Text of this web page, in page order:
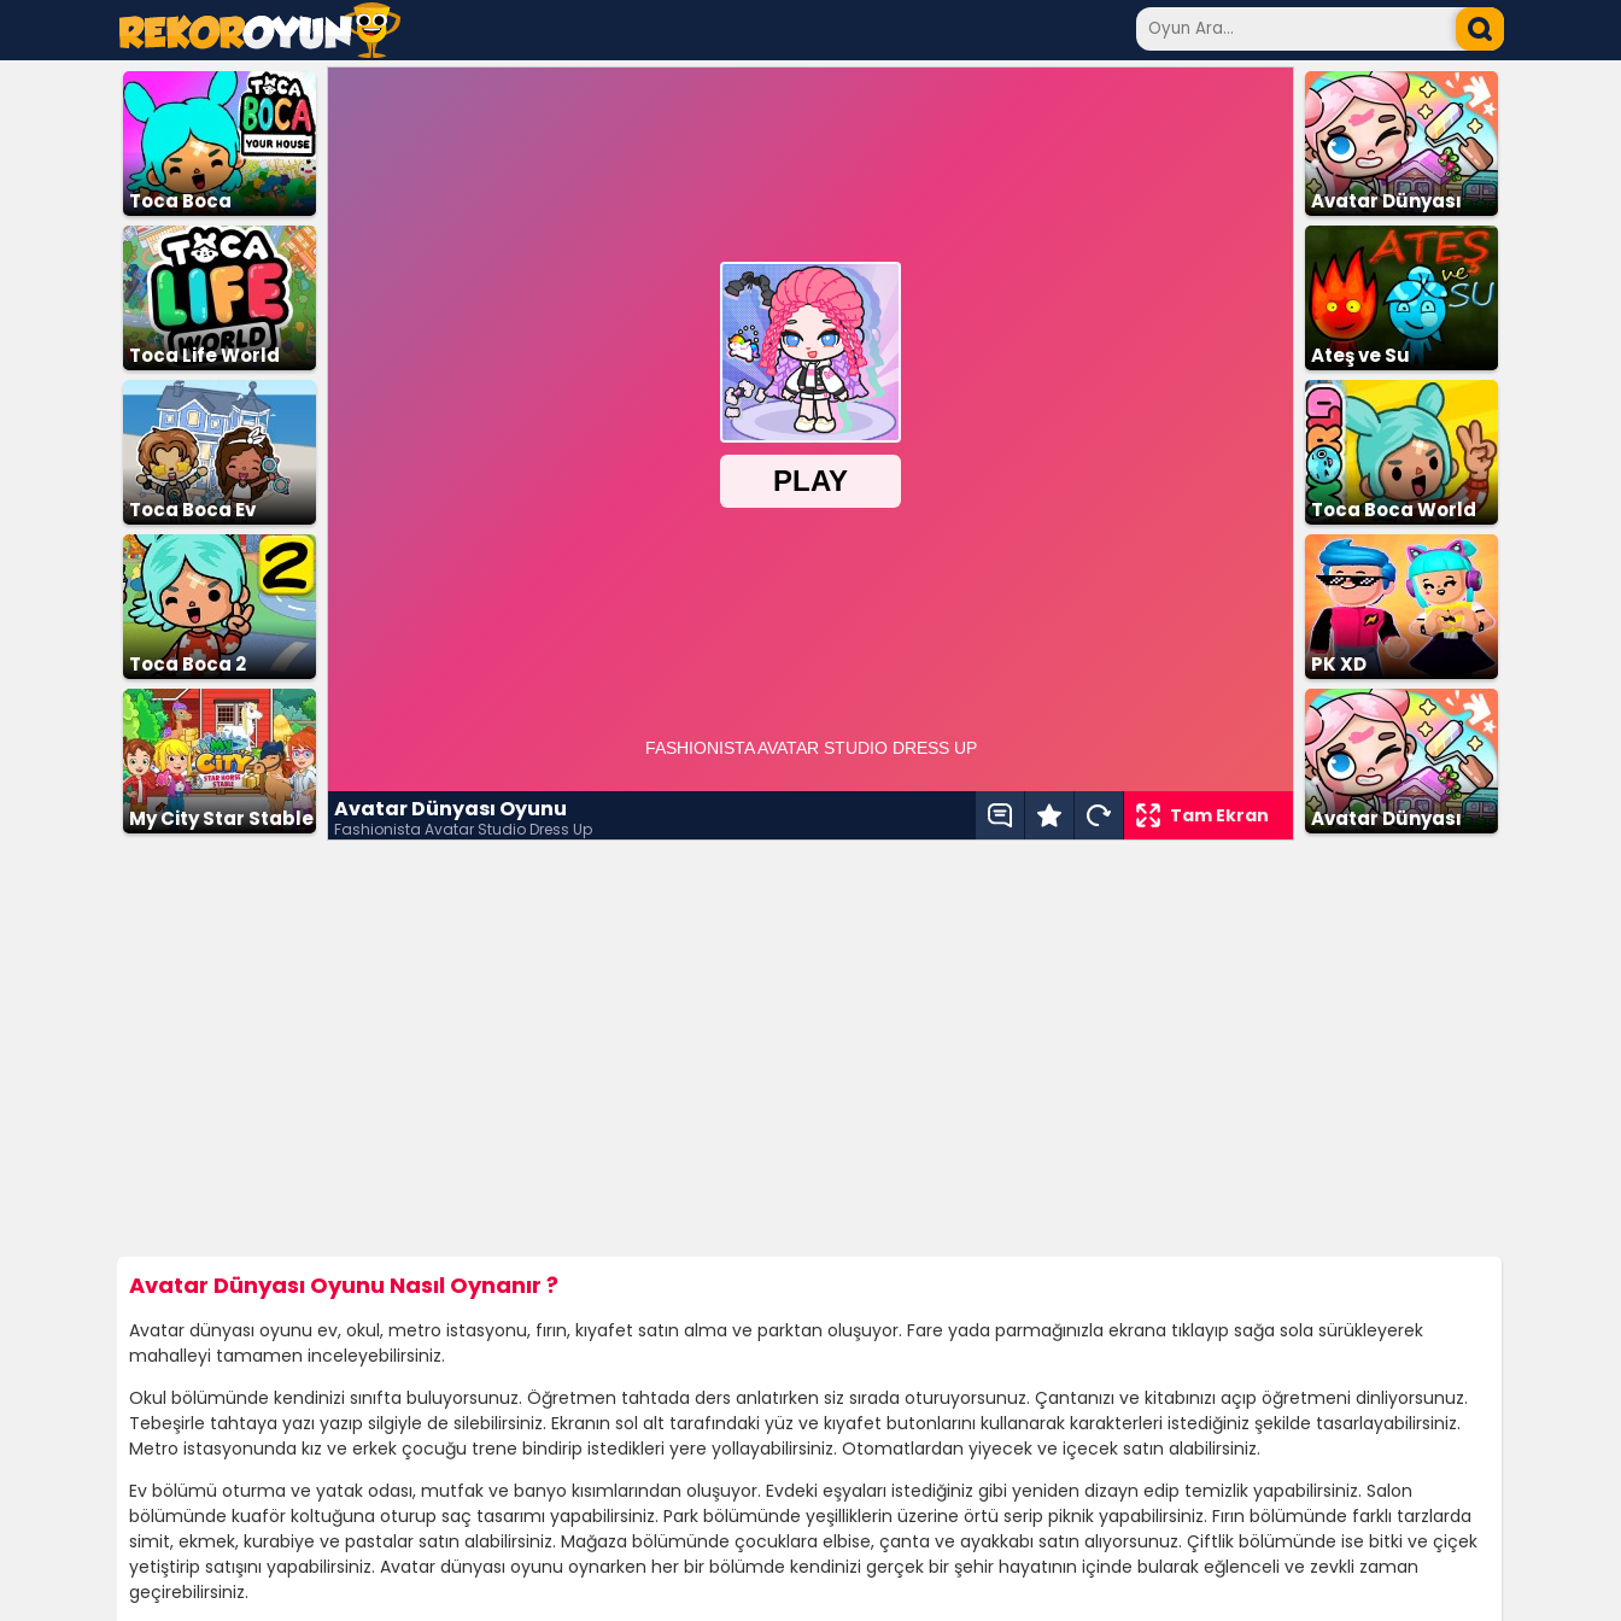
Toca Boca
Toca Life World
Toca Boca Ev
Toca Boca 2
My City Star Stable Avatar Dünyası Oyunu
Fashionista Avatar Studio Dress Up
Tam Ekran
Avatar Dünyası
Şehir Hayatı
Ateş ve Su
Toca Boca World
PK XD
Avatar Dünyası
Avatar Dünyası Oyunu Nasıl Oynanır ?
Avatar dünyası oyunu ev, okul, metro istasyonu, fırın, kıyafet satın alma ve parktan oluşuyor. Fare yada parmağınızla ekrana tıklayıp sağa sola sürükleyerek
mahalleyi tamamen inceleyebilirsiniz.
Okul bölümünde kendinizi sınıfta buluyorsunuz. Öğretmen tahtada ders anlatırken siz sırada oturuyorsunuz. Çantanızı ve kitabınızı açıp öğretmeni dinliyorsunuz.
Tebeşirle tahtaya yazı yazıp silgiyle de silebilirsiniz. Ekranın sol alt tarafındaki yüz ve kıyafet butonlarını kullanarak karakterleri istediğiniz şekilde tasarlayabilirsiniz.
Metro istasyonunda kız ve erkek çocuğu trene bindirip istedikleri yere yollayabilirsiniz. Otomatlardan yiyecek ve içecek satın alabilirsiniz.
Ev bölümü oturma ve yatak odası, mutfak ve banyo kısımlarından oluşuyor. Evdeki eşyaları istediğiniz gibi yeniden dizayn edip temizlik yapabilirsiniz. Salon
bölümünde kuaför koltuğuna oturup saç tasarımı yapabilirsiniz. Park bölümünde yeşilliklerin üzerine örtü serip piknik yapabilirsiniz. Fırın bölümünde farklı tarzlarda
simit, ekmek, kurabiye ve pastalar satın alabilirsiniz. Mağaza bölümünde çocuklara elbise, çanta ve ayakkabı satın alıyorsunuz. Çiftlik bölümünde ise bitki ve çiçek
yetiştirip satışını yapabilirsiniz. Avatar dünyası oyunu oynarken her bir bölümde kendinizi gerçek bir şehir hayatının içinde bularak eğlenceli ve zevkli zaman
geçirebilirsiniz.